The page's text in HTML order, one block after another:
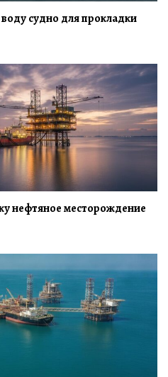
судно для прокладки
нефтяное месторождение